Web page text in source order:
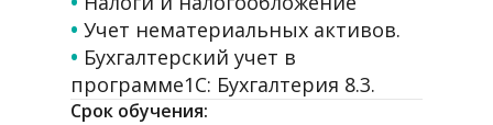
• Учет нематериальных активов.
• Бухгалтерский учет в
программе1С: Бухгалтерия 8.3.
Срок обучения: